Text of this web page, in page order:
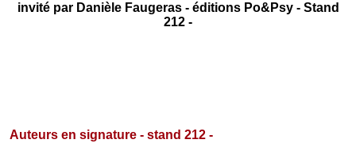
invité par Danièle Faugeras - éditions Po&Psy - Stand
212 -
Auteurs en signature - stand 212 -